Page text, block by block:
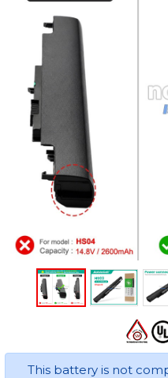
This battery is not